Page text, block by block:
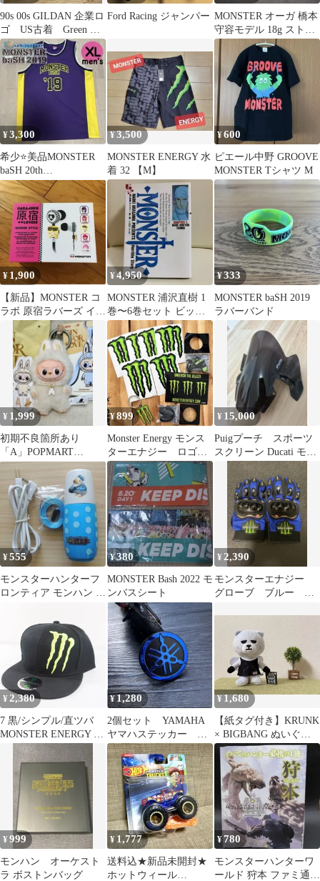
90s 00s GILDAN 企業ロ
ゴ US古着 Green グ
リーンモンスター
Ford Racing ジャンパー MONSTER オーガ 橋本
守容モデル 18g ストレ
ート ダーツ No.5
¥3,300
希少⭐️美品MONSTER
baSH 20th
ANNIVERSARYバスケ
TEE
¥3,500
MONSTER ENERGY 水
着 32 【M】
¥600
ピエール中野 GROOVE
MONSTER Tシャツ M
¥ 1,900
【新品】MONSTER コ
ラボ 原宿ラバーズ イヤ
ホン レア イヤフォン
¥4,950
MONSTER 浦沢直樹 1
巻〜6巻セット ビッグ
コミックス 全て初版
¥333
MONSTER baSH 2019
ラバーバンド
¥ 1,999
初期不良箇所あり
「A」POPMART
PINFORLOVE イニシャ
ルラブブ
¥899
Monster Energy モンス
ターエナジー ロゴ
ステッカー キーホル
ダー
¥ 15,000
Puigプーチ スポーツ
スクリーン Ducati モン
スター937 スモーク
¥555
モンスターハンターフ
ロンティア モンハン グ
¥380
MONSTER Bash 2022 モ
ンバスシート
¥2,390
モンスターエナジー
グローブ ブルー L
¥2,380
7 黒/シンプル/直ツバ
MONSTER ENERGY 刺
繍 キャップ 帽子 モン
スター エナジー
¥1,280
2個セット YAMAHA
ヤマハステッカー バ
イクステッカー タン
クステッカー
¥1,680
【紙タグ付き】KRUNK
× BIGBANG ぬいぐる
み D-LITE テソン
¥999
モンハン オーケスト
ラ ボストンバッグ
¥ 1,777
送料込★新品未開封★
ホットウィール
¥780
モンスターハンターワ
ールド 狩本 ファミ通特